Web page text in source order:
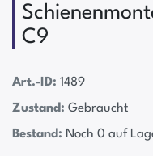
C9
Art.-ID: 1489
Zustand: Gebraucht
Bestand: Noch 0 auf